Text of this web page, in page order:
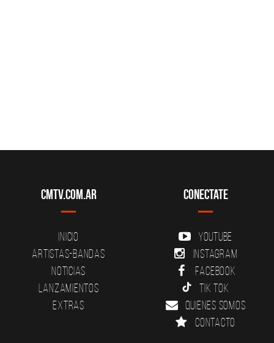
CMTV.com.ar
Inicio
Artistas-Bandas
Noticias
Lanzamientos
Extras
Conectate
YouTube
Instagram
Facebook
Tik Tok
Quienes somos
Contacto